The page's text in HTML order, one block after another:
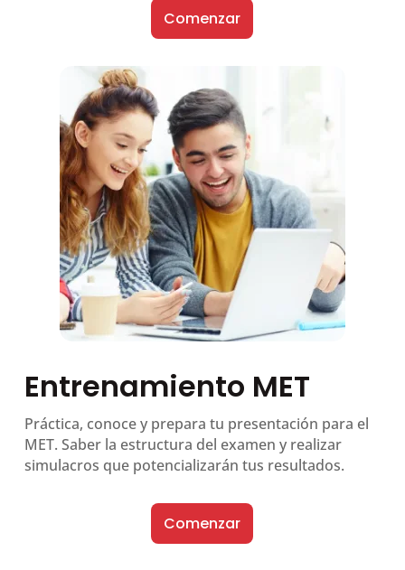
Comenzar
Entrenamiento MET
Práctica, conoce y prepara tu presentación para el
MET. Saber la estructura del examen y realizar
simulacros que potencializarán tus resultados.
Comenzar